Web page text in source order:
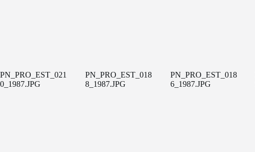
PN_PRO_EST_021
0_1987.JPG
PN_PRO_EST_018
8_1987.JPG
PN_PRO_EST_018
6_1987.JPG